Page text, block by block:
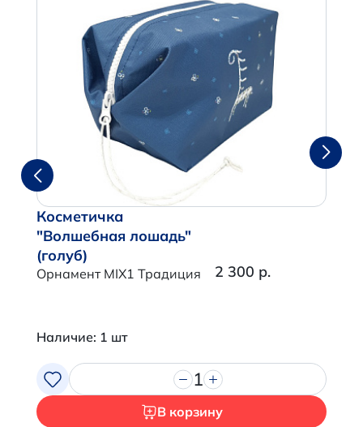
Косметичка
"Волшебная лошадь"
(голуб)
Орнамент MIX1 Традиция 2 300 р.
Наличие: 1 шт
1
В корзину